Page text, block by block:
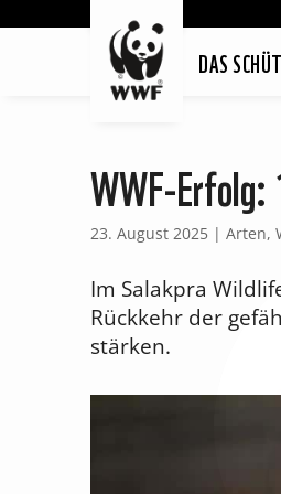
DAS
WWF-Erfolg:
23. August 2025 | Arten,
Im Salakpra
Rückkehr der
stärken.